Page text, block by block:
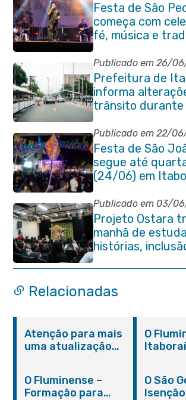
Festa de São
começa com
fé, música e
Venda das Pedras
Publicado em 26/
Prefeitura de
informa
trânsito durante
São Pedro
Publicado em 22/
Festa de São
segue até
(24/06) em
Publicado em 03/
Projeto Ostara
manhã de
histórias,
criatividade em
Relacionadas
Atenção para mais
uma atualização
em Itaboraí (24/05)
O
março
O Fluminense –
Formação para
O São